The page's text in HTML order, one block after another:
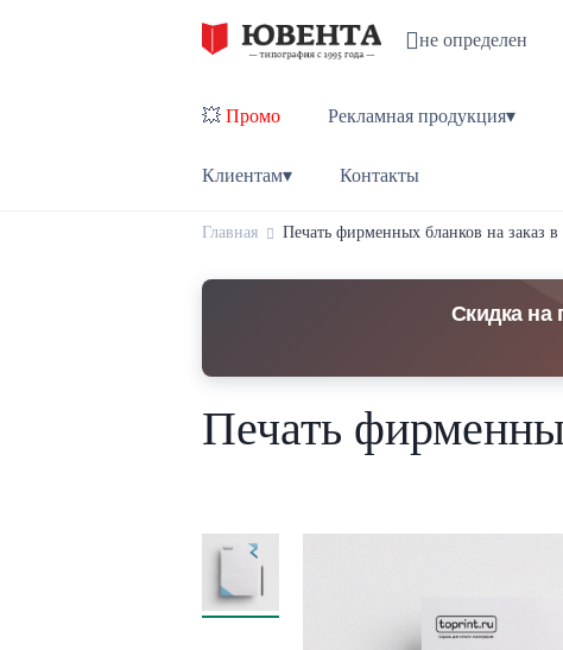
не определен
💥 Промо Рекламная продукция▾
Клиентам▾ Контакты
Главная Печать фирменных бланков на заказ
Скидка на
Печать